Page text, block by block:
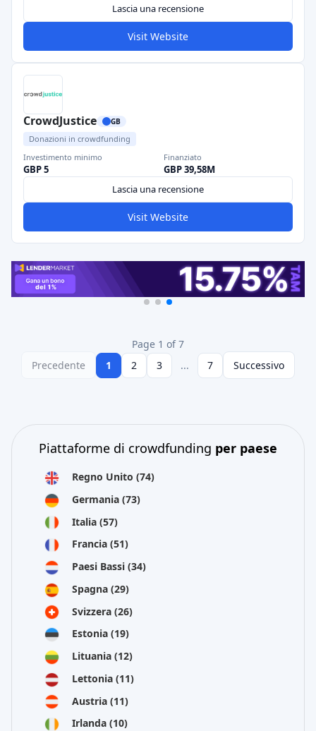
Lascia una recensione
Visit Website
CrowdJustice GB
Donazioni in crowdfunding
Investimento minimo
GBP 5
Finanziato
GBP 39,58M
Lascia una recensione
Visit Website
Page 1 of 7
Precedente
1 2 3 ... 7 Successivo
Piattaforme di crowdfunding per paese
Regno Unito (74)
Germania (73)
Italia (57)
Francia (51)
Paesi Bassi (34)
Spagna (29)
Svizzera (26)
Estonia (19)
Lituania (12)
Lettonia (11)
Austria (11)
Irlanda (10)